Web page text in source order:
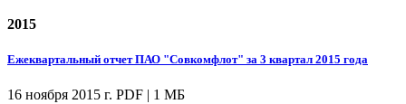
2015
Ежеквартальный отчет ПАО "Совкомфлот" за 3 квартал 2015 года
16 ноября 2015 г. PDF | 1 МБ